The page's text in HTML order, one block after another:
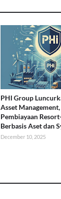
PHI Group
Asset
Pembiayaan
Berbasis Aset dan
December 10, 2025